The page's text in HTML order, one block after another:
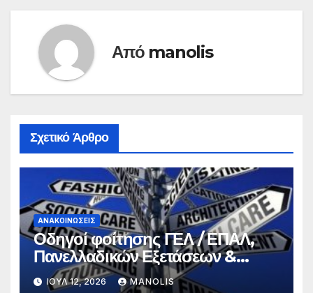
Από manolis
Σχετικό Άρθρο
ΑΝΑΚΟΙΝΏΣΕΙΣ
Οδηγοί φοίτησης ΓΕΛ / ΕΠΑΛ,
Πανελλαδικών Εξετάσεων &
Σπουδών
ΙΟΎΛ 12, 2026 MANOLIS